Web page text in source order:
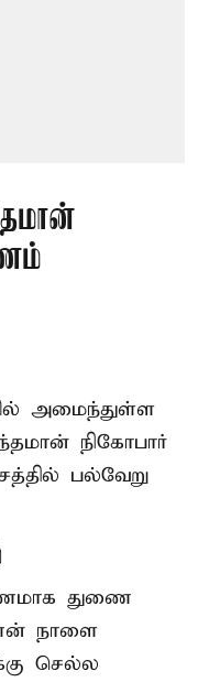
அமைந்துள்ள
நிகோபார்
பல்வேறு
துணை
நாளை
செல்ல